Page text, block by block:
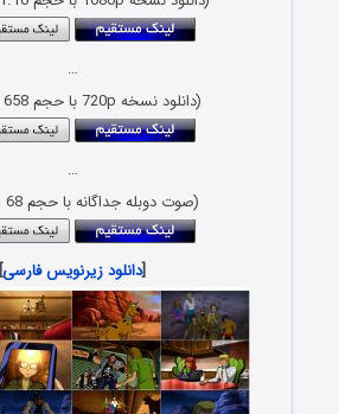
…
(دانلود نسخه 720p با حجم 658 مگابایت)
…
(صوت دوبله جداگانه با حجم 68 مگابایت)
[دانلود زیرنویس فارسی]